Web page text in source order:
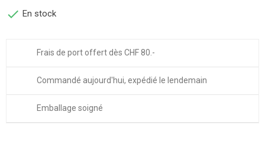
 En stock
Frais de port offert dès CHF 80.-
Commandé aujourd'hui, expédié le lendemain
Emballage soigné